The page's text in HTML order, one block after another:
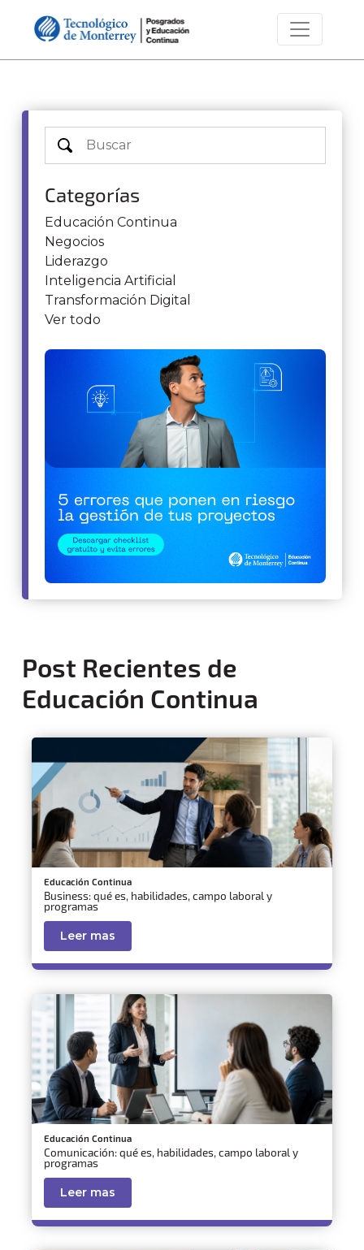
Categorías
Educación Continua
Negocios
Liderazgo
Inteligencia Artificial
Transformación Digital
Ver todo
Post Recientes de
Educación Continua
Educación Continua
Business: qué es, habilidades, campo laboral y
programas
Leer mas
Educación Continua
Comunicación: qué es, habilidades, campo laboral y
programas
Leer mas